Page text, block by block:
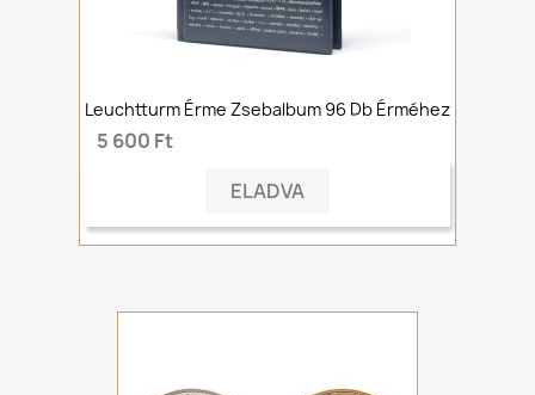
Leuchtturm Érme Zsebalbum 96 Db Érméhez
5 600 Ft
ELADVA